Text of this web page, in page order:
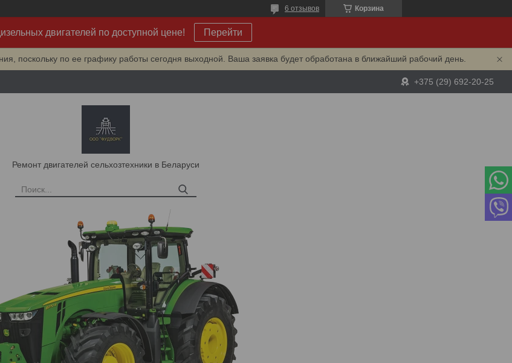
Корзина
6 отзывов
двигателей по доступной цене! Перейти
поскольку по ее графику работы сегодня выходной. Ваша заявка будет обработана в ближайший рабочий день.
+375 (29) 692-20-25
Ремонт двигателей сельхозтехники в Беларуси